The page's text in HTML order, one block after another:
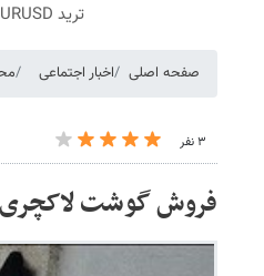
ترید EURUSD با اسپرد از صفر پیپ
صفحه اصلی اخبار اجتماعی
۳ نفر
فروش گوشت لاکچری